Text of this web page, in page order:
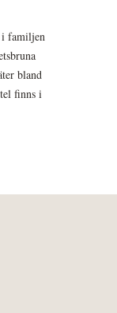
familjen
bland
finns i